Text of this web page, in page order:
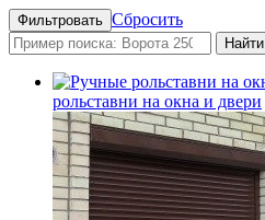
Сбросить
Найти
рольставни на окна и двери